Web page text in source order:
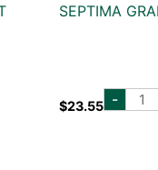
SEPTIMA
$23.55 -
gran